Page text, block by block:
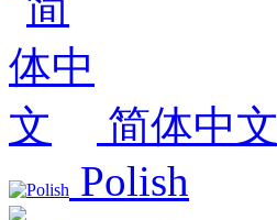
简体中文
Polish